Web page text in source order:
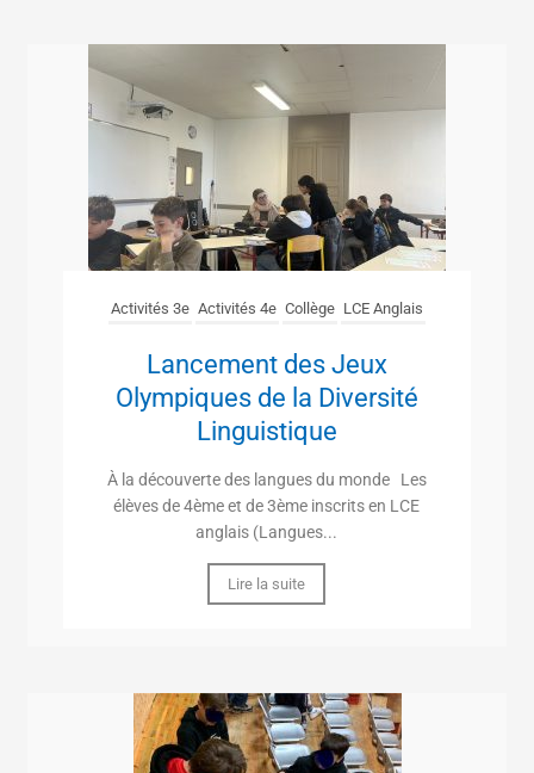
Activités 3e Activités 4e Collège LCE Anglais
Lancement des Jeux
Olympiques de la Diversité
Linguistique
À la découverte des langues du monde Les
élèves de 4ème et de 3ème inscrits en LCE
anglais (Langues...
Lire la suite